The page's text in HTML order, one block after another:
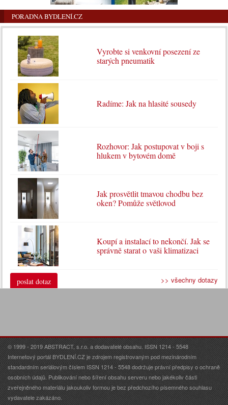
PORADNA BYDLENÍ.CZ
Vyrobte si venkovní posezení ze
starých pneumatik
Radíme: Jak na hlasité sousedy
Rozhovor: Jak postupovat v boji s
hlukem v bytovém domě
Jak prosvětlit tmavou chodbu bez
oken? Pomůže světlovod
Koupí a instalací to nekončí. Jak se
správně starat o vaši klimatizaci
poslat dotaz >> všechny dotazy
© 1999 - 2019 ABSTRACT, s.r.o. a dodavatelé obsahu. ISSN 1214 - 5548
Internetový portál BYDLENÍ.CZ je zdrojem registrovaným pod mezinárodním
standardním seriálovým číslem ISSN 1214 - 5548 dodržuje právní předpisy o ochraně
osobních údajů. Publikování nebo šíření obsahu serveru nebo jakékoliv části
zveřejněného materiálu jakoukoliv formou je bez předchozího písemného souhlasu
vydavatele zakázáno.